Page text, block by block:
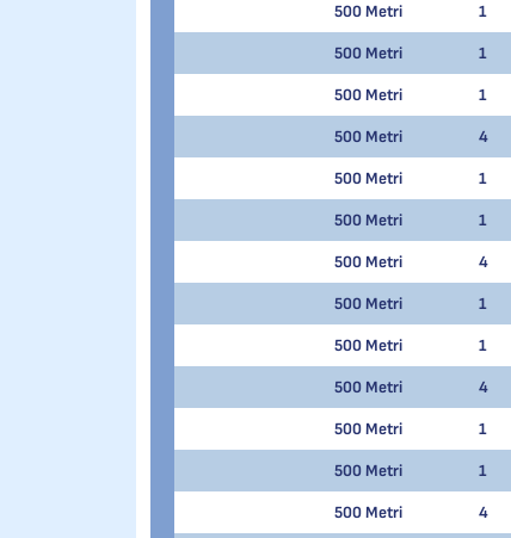
500 Metri 1
500 Metri 1
500 Metri 1
500 Metri 4
500 Metri 1
500 Metri 1
500 Metri 4
500 Metri 1
500 Metri 1
500 Metri 4
500 Metri 1
500 Metri 1
500 Metri 4